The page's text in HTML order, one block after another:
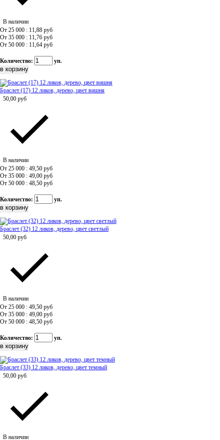
В наличии
От 25 000 : 11,88 руб
От 35 000 : 11,76 руб
От 50 000 : 11,64 руб
Количество: уп.
Браслет (17) 12 ликов, дерево, цвет вишня
50,00 руб
В наличии
От 25 000 : 49,50 руб
От 35 000 : 49,00 руб
От 50 000 : 48,50 руб
Количество: уп.
Браслет (32) 12 ликов, дерево, цвет светлый
50,00 руб
В наличии
От 25 000 : 49,50 руб
От 35 000 : 49,00 руб
От 50 000 : 48,50 руб
Количество: уп.
Браслет (33) 12 ликов, дерево, цвет темный
50,00 руб
В наличии